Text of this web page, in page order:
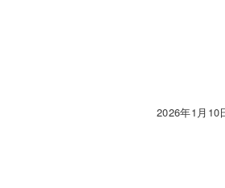
2026年1月10